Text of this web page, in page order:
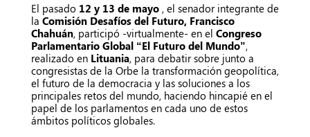
El pasado 12 y 13 de mayo , el senador integrante de
la Comisión Desafíos del Futuro, Francisco
Chahuán, participó -virtualmente- en el Congreso
Parlamentario Global “El Futuro del Mundo”,
realizado en Lituania, para debatir sobre junto a
congresistas de la Orbe la transformación geopolítica,
el futuro de la democracia y las soluciones a los
principales retos del mundo, haciendo hincapié en el
papel de los parlamentos en cada uno de estos
ámbitos políticos globales.